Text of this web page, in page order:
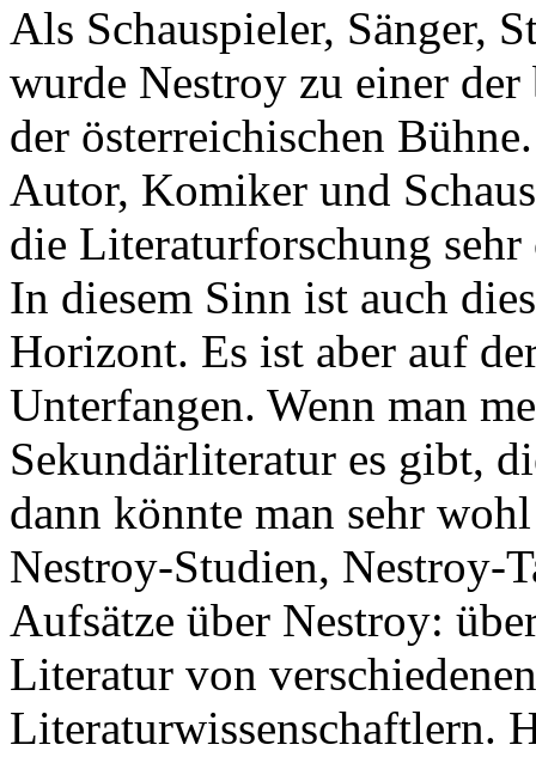
Als Schauspieler, Sänger,
wurde Nestroy zu einer
der österreichischen
Autor, Komiker und
die Literaturforschung
In diesem Sinn ist auch
Horizont. Es ist aber auf
Unterfangen. Wenn man
Sekundärliteratur es gibt,
dann könnte man sehr
Nestroy-Studien, Nestroy-
Aufsätze über Nestroy:
Literatur von
Literaturwissenschaftlern.